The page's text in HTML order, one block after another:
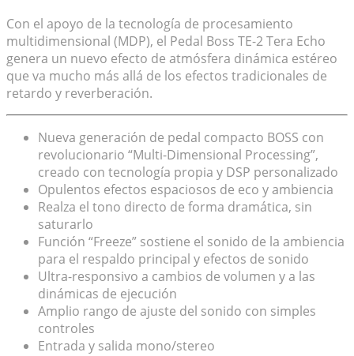
Con el apoyo de la tecnología de procesamiento
multidimensional (MDP), el Pedal Boss TE-2 Tera Echo
genera un nuevo efecto de atmósfera dinámica estéreo
que va mucho más allá de los efectos tradicionales de
retardo y reverberación.
Nueva generación de pedal compacto BOSS con
revolucionario “Multi-Dimensional Processing”,
creado con tecnología propia y DSP personalizado
Opulentos efectos espaciosos de eco y ambiencia
Realza el tono directo de forma dramática, sin
saturarlo
Función “Freeze” sostiene el sonido de la ambiencia
para el respaldo principal y efectos de sonido
Ultra-responsivo a cambios de volumen y a las
dinámicas de ejecución
Amplio rango de ajuste del sonido con simples
controles
Entrada y salida mono/stereo